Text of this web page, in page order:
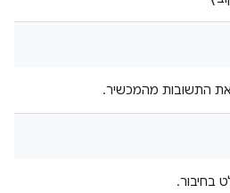
התשובות מהמכשיר.
בחיבור.